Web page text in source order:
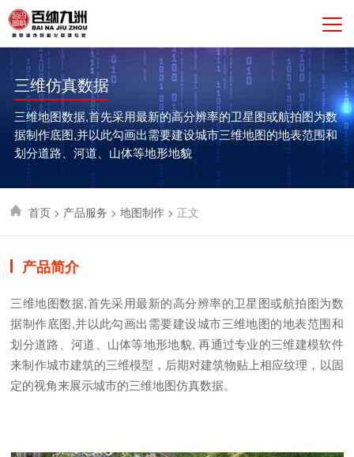
三维仿真数据
三维地图数据,首先采用最新的高分辨率的卫星图或航拍图为数
据制作底图,并以此勾画出需要建设城市三维地图的地表范围和
划分道路、河道、山体等地形地貌
首页 > 产品服务 >地图制作 > 正文
产品简介
三维地图数据,首先采用最新的高分辨率的卫星图或航拍图为数
据制作底图,并以此勾画出需要建设城市三维地图的地表范围和
划分道路、河道、山体等地形地貌, 再通过专业的三维建模软件
来制作城市建筑的三维模型，后期对建筑物贴上相应纹理，以固
定的视角来展示城市的三维地图仿真数据。